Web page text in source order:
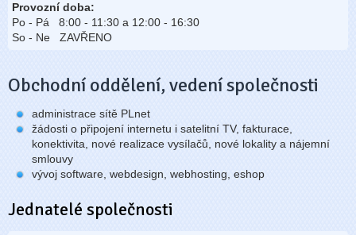
Provozní doba:
Po - Pá 8:00 - 11:30 a 12:00 - 16:30
So - Ne ZAVŘENO
Obchodní oddělení, vedení společnosti
administrace sítě PLnet
žádosti o připojení internetu i satelitní TV, fakturace,
konektivita, nové realizace vysílačů, nové lokality a nájemní
smlouvy
vývoj software, webdesign, webhosting, eshop
Jednatelé společnosti